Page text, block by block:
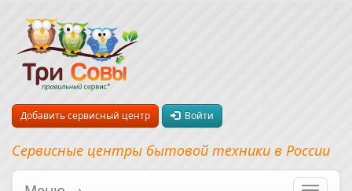
Добавить сервисный центр Войти
Сервисные центры бытовой техники в России